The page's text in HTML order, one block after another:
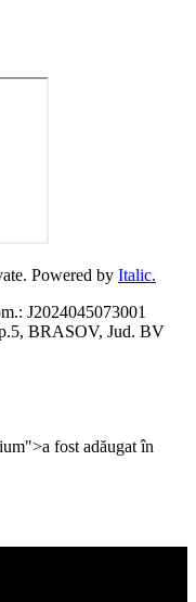
Powered by Italic.
J2024045073001
BRASOV, Jud. BV
fost adăugat în